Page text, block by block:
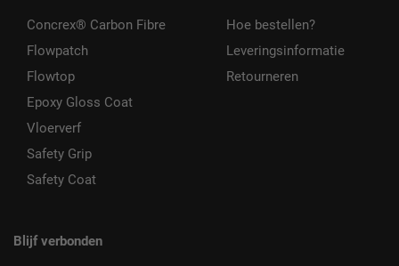
Concrex® Carbon Fibre
Flowpatch
Flowtop
Epoxy Gloss Coat
Vloerverf
Safety Grip
Safety Coat
Hoe bestellen?
Leveringsinformatie
Retourneren
Blijf verbonden